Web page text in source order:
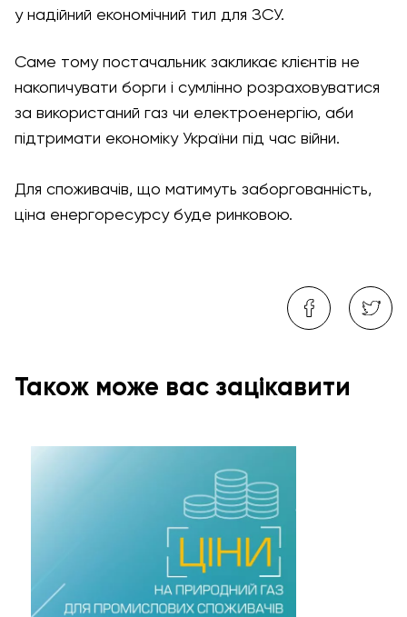
у надійний економічний тил для ЗСУ.
Саме тому постачальник закликає клієнтів не
накопичувати борги і сумлінно розраховуватися
за використаний газ чи електроенергію, аби
підтримати економіку України під час війни.
Для споживачів, що матимуть заборгованність,
ціна енергоресурсу буде ринковою.
Також може вас зацікавити